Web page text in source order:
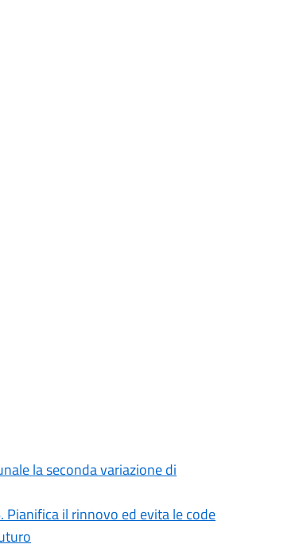
la seconda variazione di
il rinnovo ed evita le code